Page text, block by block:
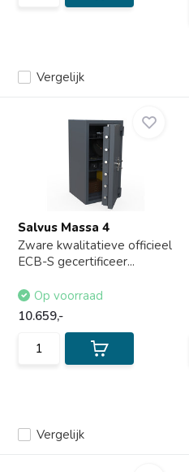
Vergelijk
Salvus Massa 4
Zware kwalitatieve officieel
ECB-S gecertificeer...
Vergelijk
Op voorraad
10.659,-